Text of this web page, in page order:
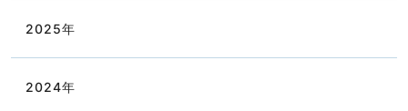
2025年
2024年